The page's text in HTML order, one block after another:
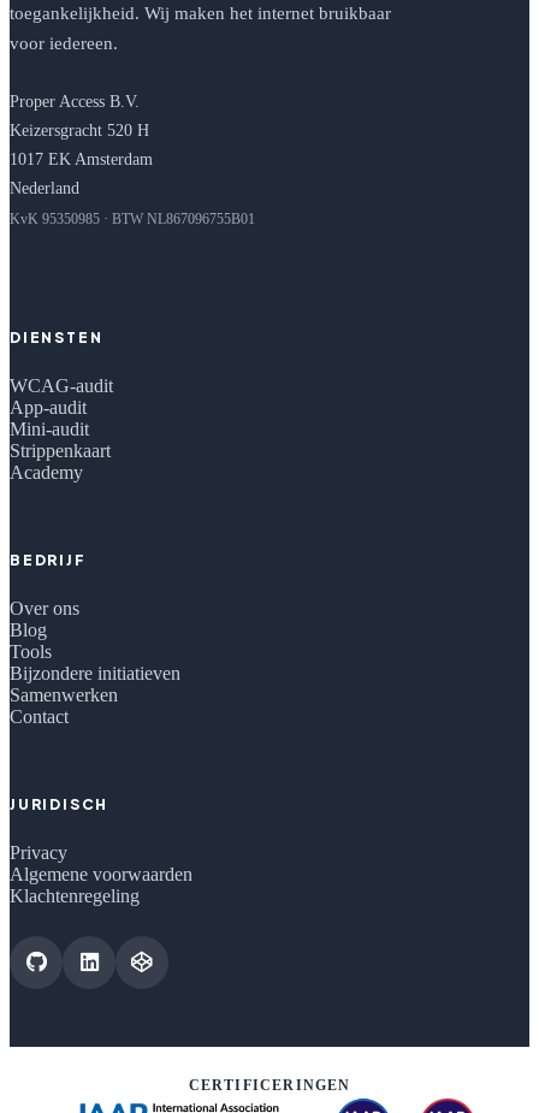
toegankelijkheid. Wij maken het internet bruikbaar
voor iedereen.
Proper Access B.V.
Keizersgracht 520 H
1017 EK Amsterdam
Nederland
KvK 95350985 · BTW NL867096755B01
DIENSTEN
WCAG-audit
App-audit
Mini-audit
Strippenkaart
Academy
BEDRIJF
Over ons
Blog
Tools
Bijzondere initiatieven
Samenwerken
Contact
JURIDISCH
Privacy
Algemene voorwaarden
Klachtenregeling
CERTIFICERINGEN